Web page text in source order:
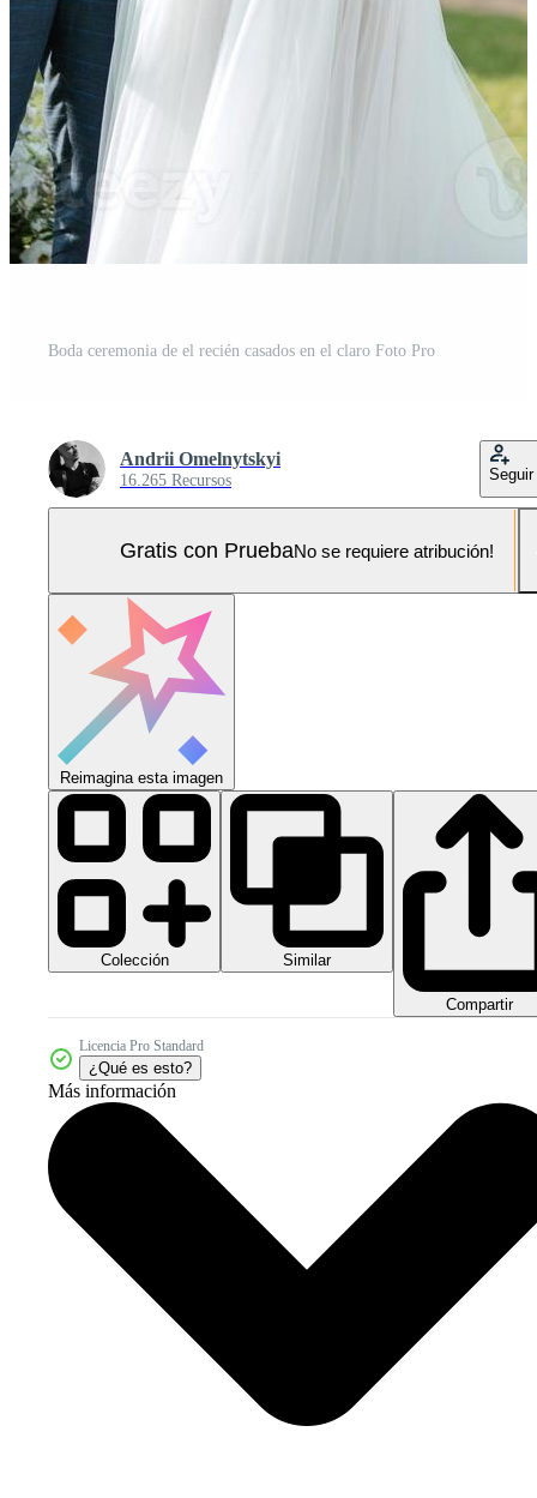
Boda ceremonia de el recién casados en el claro Foto Pro
Andrii Omelnytskyi
16.265 Recursos Seguir
Gratis con PruebaNo se requiere atribución!
Reimagina esta imagen
Colección Similar
Compartir
Licencia Pro Standard
¿Qué es esto?
Más información